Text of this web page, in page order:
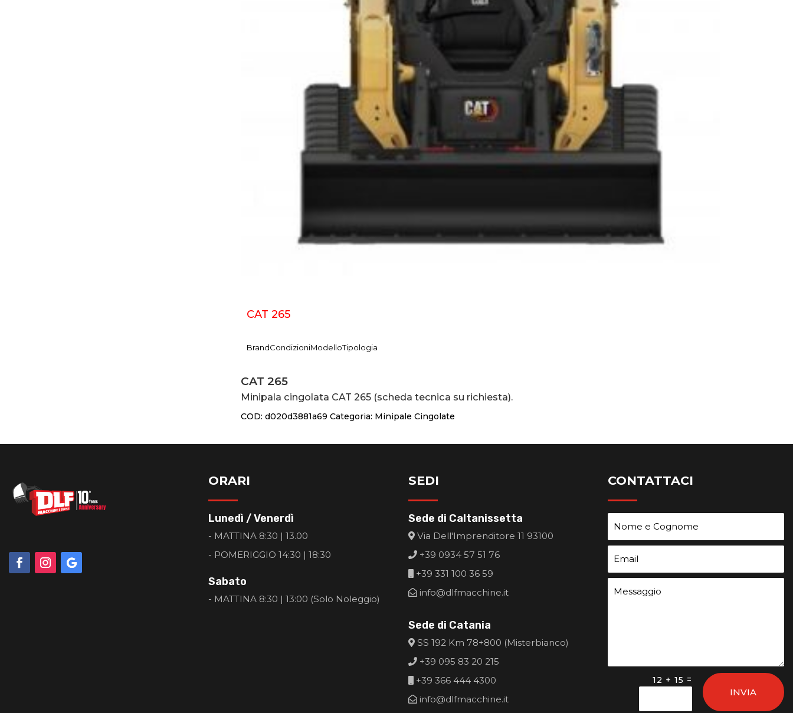
CAT 265
BrandCondizioniModelloTipologia
CAT 265
Minipala cingolata CAT 265 (scheda tecnica su richiesta).
COD: d020d3881a69 Categoria: Minipale Cingolate
ORARI
Lunedì / Venerdì
- MATTINA 8:30 | 13.00
- POMERIGGIO 14:30 | 18:30
Sabato
- MATTINA 8:30 | 13:00 (Solo Noleggio)
SEDI
Sede di Caltanissetta
Via Dell'Imprenditore 11 93100
+39 0934 57 51 76
+39 331 100 36 59
info@dlfmacchine.it
Sede di Catania
SS 192 Km 78+800 (Misterbianco)
+39 095 83 20 215
+39 366 444 4300
info@dlfmacchine.it
CONTATTACI
12 + 15 =
INVIA